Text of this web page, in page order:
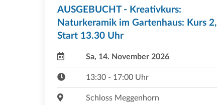
AUSGEBUCHT - Kreativkurs:
Naturkeramik im Gartenhaus: Kurs 2,
Start 13.30 Uhr
Sa, 14. November 2026
13:30 - 17:00 Uhr
Schloss Meggenhorn